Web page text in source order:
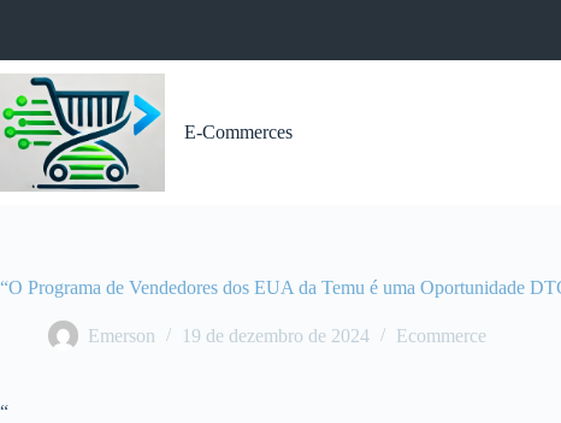
conteúdo
E-Commerces
“O Programa de Vendedores dos EUA da Temu é uma Oportunidade
Emerson 19 de dezembro de 2024 Ecommerce
“